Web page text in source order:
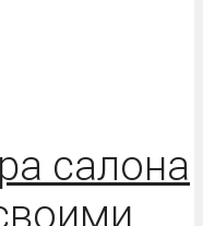
салона